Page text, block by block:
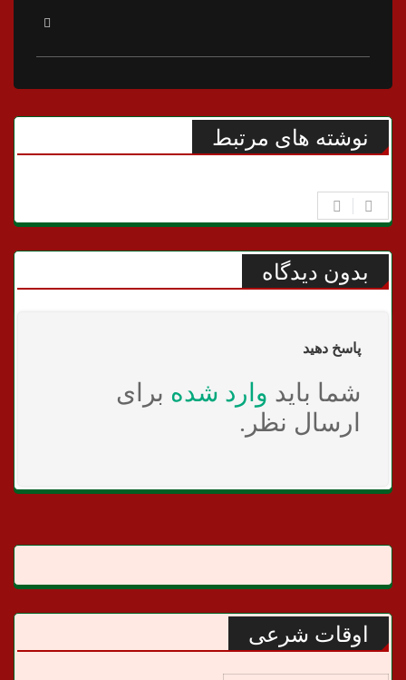
نوشته های مرتبط
بدون دیدگاه
پاسخ دهید
شما باید وارد شده برای
ارسال نظر.
اوقات شرعی